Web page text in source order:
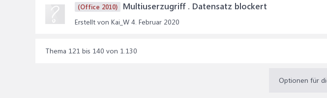
(Office 2010) Multiuserzugriff . Datensatz blockert
Erstellt von Kai_W 4. Februar 2020
Thema 121 bis 140 von 1.130
Optionen für